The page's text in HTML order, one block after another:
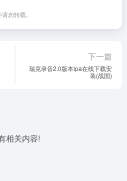
勿转载。
下一篇
瑞克录音2.0版本ipa在线下载安
装(战国)
相关内容!